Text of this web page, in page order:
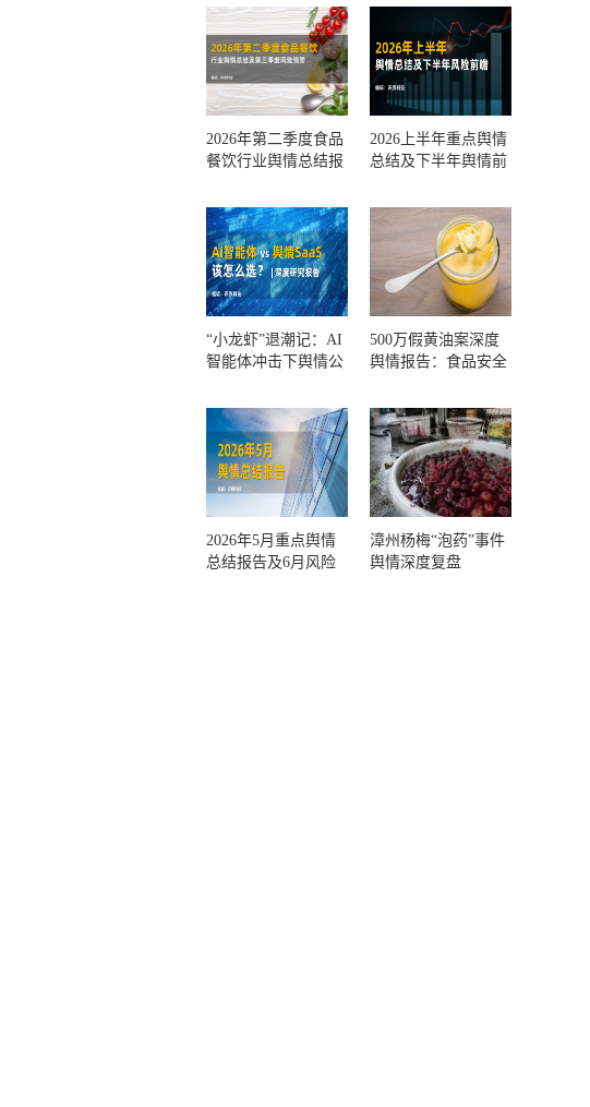
2026年第二季度食品
餐饮行业舆情总结报
测
2026上半年重点舆情
总结及下半年舆情前
“小龙虾”退潮记：AI
智能体冲击下舆情公
500万假黄油案深度
舆情报告：食品安全
一环？
2026年5月重点舆情
总结报告及6月风险
漳州杨梅“泡药”事件
舆情深度复盘